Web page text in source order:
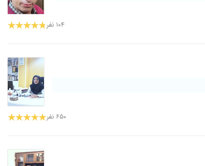
۱۰۴ نفر
۶۵۰ نفر